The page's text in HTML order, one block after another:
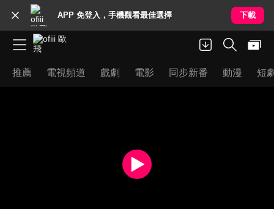
APP 免登入，手機觀看最佳選擇 下載
推薦 電視頻道 戲劇 電影 同步新番 動漫 短